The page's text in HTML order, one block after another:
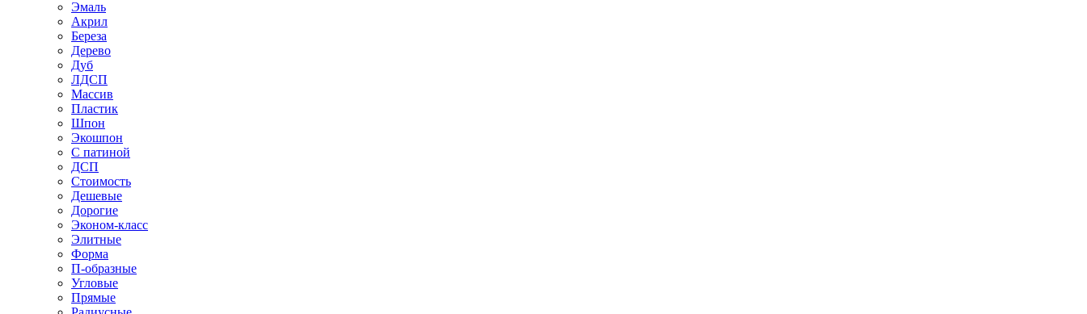
Эмаль
Акрил
Береза
Дерево
Дуб
ЛДСП
Массив
Пластик
Шпон
Экошпон
С патиной
ДСП
Стоимость
Дешевые
Дорогие
Эконом-класс
Элитные
Форма
П-образные
Угловые
Прямые